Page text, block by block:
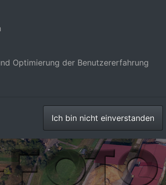
Optimierung der Benutzererfahrung
Ich bin nicht einverstanden